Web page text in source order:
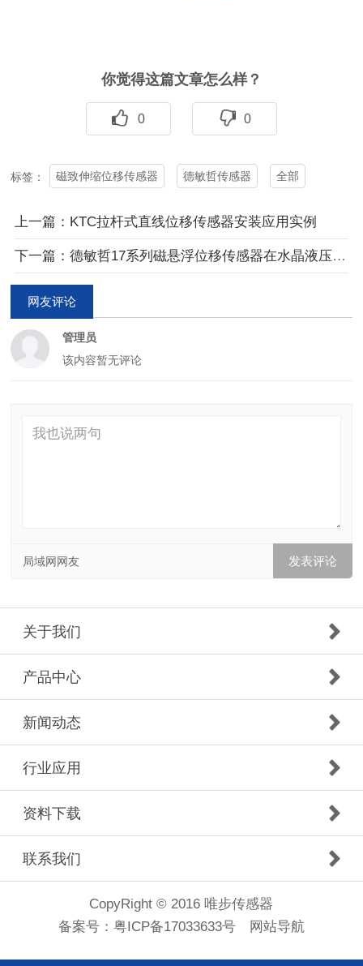
你觉得这篇文章怎么样？
0 0
标签： 磁致伸缩位移传感器 德敏哲传感器 全部
上一篇：KTC拉杆式直线位移传感器安装应用实例
下一篇：德敏哲17系列磁悬浮位移传感器在水晶液压缸的安装
网友评论
管理员
该内容暂无评论
局域网网友
关于我们
产品中心
新闻动态
行业应用
资料下载
联系我们
CopyRight © 2016 唯步传感器
备案号： 粤ICP备17033633号 网站导航